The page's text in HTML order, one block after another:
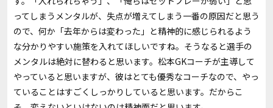
ってしまうメンタルが、失点が増えてしまう一番の原因だと思う
ので、何か「去年からは変わった」と精神的に感じられるよう
な分かりやすい施策を入れてほしいですね。そうなると選手の
メンタルは絶対に替わると思います。松本GKコーチが主導して
やっていると思いますが、彼はとても優秀なコーチなので、やっ
ていることはすごくしっかりしていると思います。だからこ